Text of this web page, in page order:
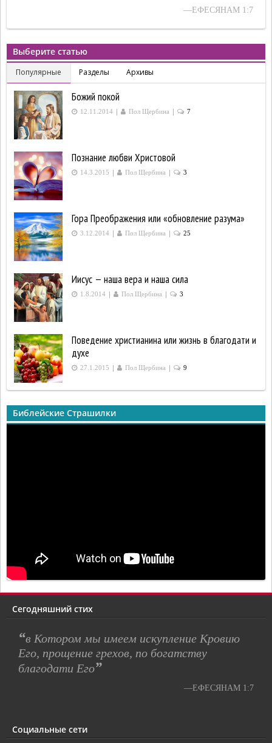
—ЕФЕСЯНАМ 1:7
Выберите статью
Популярные Разделы Архивы
Божий покой
12.11.2014 | Пол Щербина | 7
Познание любви Христовой
14.3.2015 | Пол Щербина | 3
Гора Преображения или «обновление разума»
3.12.2014 | Пол Щербина | 25
Иисус — наша вера и наша сила
1.8.2014 | Пол Щербина | 3
Поведение христианина или жизнь в благодати и
духе
27.1.2015 | Пол Щербина | 9
Библейские Страшилки
Сегодняшний стих
“в Котором мы имеем искупление Кровию
Его, прощение грехов, по богатству
благодати Его”
—ЕФЕСЯНАМ 1:7
Социальные сети